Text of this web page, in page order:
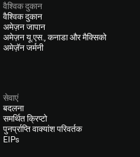
वैश्विक दुकान
वैश्विक दुकान
अमेज़न जापान
अमेज़न यू.एस., कनाडा और मैक्सिको
अमेज़ॅन जर्मनी
सेवाएं
बदलना
समर्थित क्रिप्टो
पुनर्प्राप्ति वाक्यांश परिवर्तक
EIPs